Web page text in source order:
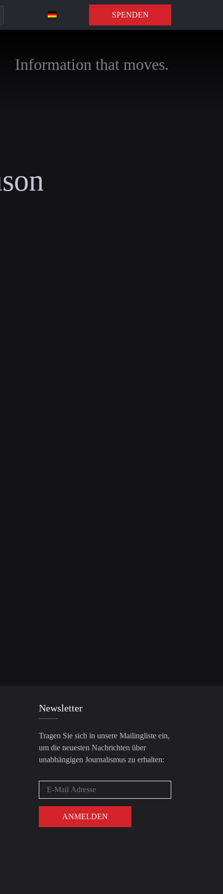
SPENDEN
Information that moves.
Newsletter
Tragen Sie sich in unsere Mailingliste ein,
um die neuesten Nachrichten über
unabhängigen Journalismus zu erhalten: